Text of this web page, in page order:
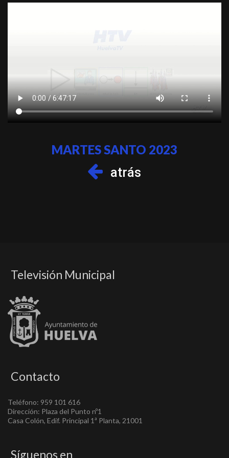
MARTES SANTO 2023
atrás
Televisión Municipal
Contacto
Teléfono: 959 101 616
Dirección: Plaza del Punto nº1
Casa Colón, Edif. Principal 1ª Planta, 21001
Síguenos en